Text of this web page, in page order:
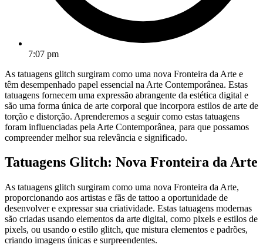
7:07 pm
As tatuagens glitch surgiram como uma nova Fronteira da Arte e
têm desempenhado papel essencial na Arte Contemporânea. Estas
tatuagens fornecem uma expressão abrangente da estética digital e
são uma forma única de arte corporal que incorpora estilos de arte de
torção e distorção. Aprenderemos a seguir como estas tatuagens
foram influenciadas pela Arte Contemporânea, para que possamos
compreender melhor sua relevância e significado.
Tatuagens Glitch: Nova Fronteira da Arte
As tatuagens glitch surgiram como uma nova Fronteira da Arte,
proporcionando aos artistas e fãs de tattoo a oportunidade de
desenvolver e expressar sua criatividade. Estas tatuagens modernas
são criadas usando elementos da arte digital, como pixels e estilos de
pixels, ou usando o estilo glitch, que mistura elementos e padrões,
criando imagens únicas e surpreendentes.